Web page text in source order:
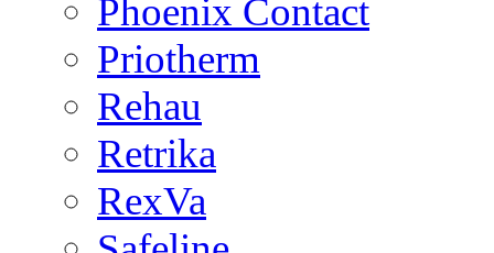
Phoenix Contact
Priotherm
Rehau
Retrika
RexVa